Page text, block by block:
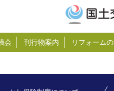
会 刊行物案内 リフォーム